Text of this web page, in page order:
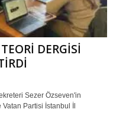
DERGİSİ
Sezer Özseven'in
Vatan Partisi İstanbul İl